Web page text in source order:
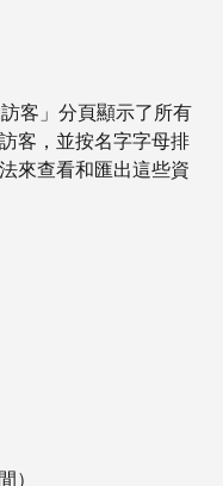
客」分頁顯示了所有
客，並按名字字母排
來查看和匯出這些資
）